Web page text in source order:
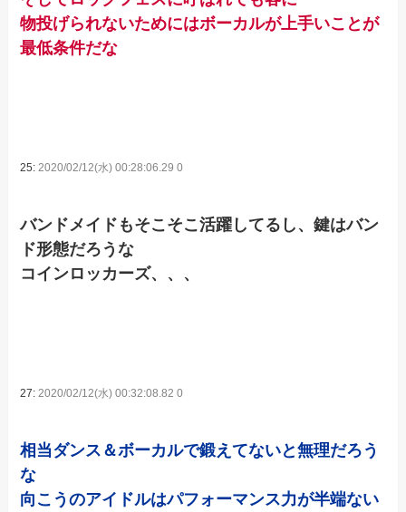
物投げられないためにはボーカルが上手いことが
最低条件だな
25:2020/02/12(水) 00:28:06.29 0
バンドメイドもそこそこ活躍してるし、鍵はバン
ド形態だろうな
コインロッカーズ、、、
27:2020/02/12(水) 00:32:08.82 0
相当ダンス＆ボーカルで鍛えてないと無理だろう
な
向こうのアイドルはパフォーマンス力が半端ない